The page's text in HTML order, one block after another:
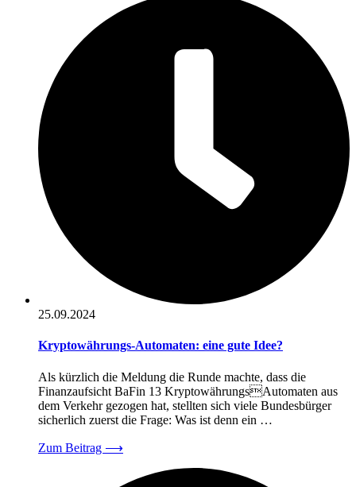
25.09.2024
Kryptowährungs-Automaten: eine gute Idee?
Als kürzlich die Meldung die Runde machte, dass die
Finanzaufsicht BaFin 13 KryptowährungsAutomaten aus
dem Verkehr gezogen hat, stellten sich viele Bundesbürger
sicherlich zuerst die Frage: Was ist denn ein …
Zum Beitrag ⟶